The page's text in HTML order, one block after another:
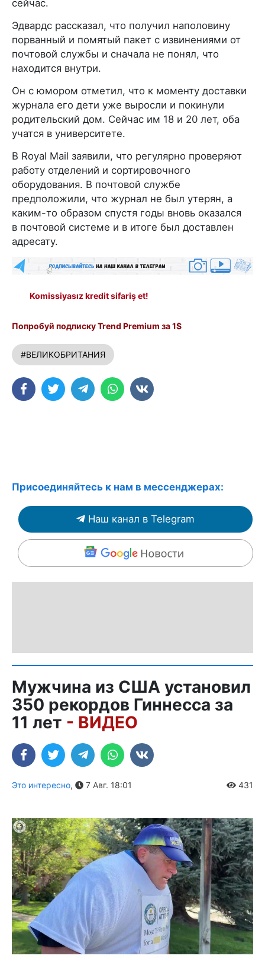
сейчас.
Эдвардс рассказал, что получил наполовину
порванный и помятый пакет с извинениями от
почтовой службы и сначала не понял, что
находится внутри.
Он с юмором отметил, что к моменту доставки
журнала его дети уже выросли и покинули
родительский дом. Сейчас им 18 и 20 лет, оба
учатся в университете.
В Royal Mail заявили, что регулярно проверяют
работу отделений и сортировочного
оборудования. В почтовой службе
предположили, что журнал не был утерян, а
каким-то образом спустя годы вновь оказался
в почтовой системе и в итоге был доставлен
адресату.
Komissiyasız kredit sifariş et!
Попробуй подписку Trend Premium за 1$
#ВЕЛИКОБРИТАНИЯ
Присоединяйтесь к нам в мессенджерах:
Наш канал в Telegram
Мужчина из США установил
350 рекордов Гиннесса за
11 лет - ВИДЕО
Это интересно, 7 Авг. 18:01 431